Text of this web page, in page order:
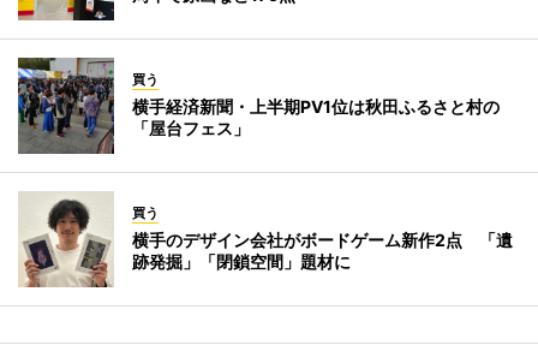
買う
横手経済新聞・上半期PV1位は秋田ふるさと村の
「屋台フェス」
買う
横手のデザイン会社がボードゲーム新作2点 「遺
跡発掘」「閉鎖空間」題材に